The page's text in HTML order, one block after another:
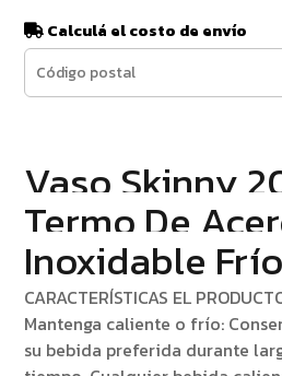
Calculá el costo de envío
Vaso Skinny
Termo De
Inoxidable
CARACTERÍSTICAS EL
Mantenga caliente o frío:
su bebida preferida durante